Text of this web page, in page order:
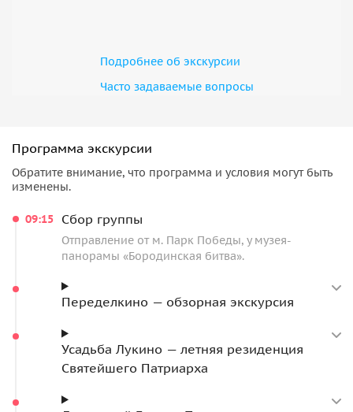
Подробнее об экскурсии
Часто задаваемые вопросы
Программа экскурсии
Обратите внимание, что программа и условия могут быть
изменены.
09:15 Сбор группы
Отправление от м. Парк Победы, у музея-
панорамы «Бородинская битва».
Переделкино — обзорная экскурсия
Усадьба Лукино — летняя резиденция
Святейшего Патриарха